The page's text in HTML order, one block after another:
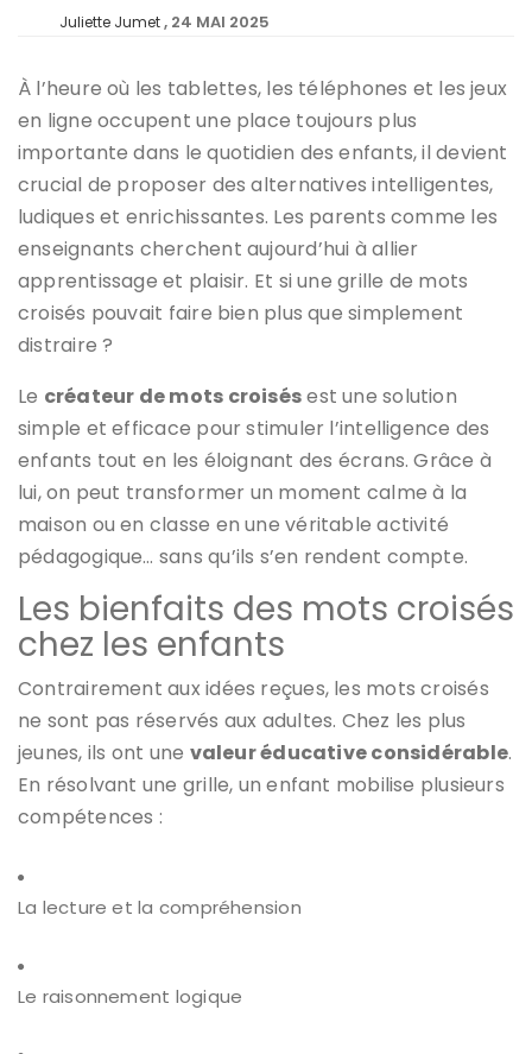
Juliette Jumet 24 MAI 2025
À l’heure où les tablettes, les téléphones et les jeux
en ligne occupent une place toujours plus
importante dans le quotidien des enfants, il devient
crucial de proposer des alternatives intelligentes,
ludiques et enrichissantes. Les parents comme les
enseignants cherchent aujourd’hui à allier
apprentissage et plaisir. Et si une grille de mots
croisés pouvait faire bien plus que simplement
distraire ?
Le créateur de mots croisésest une solution
simple et efficace pour stimuler l’intelligence des
enfants tout en les éloignant des écrans. Grâce à
lui, on peut transformer un moment calme à la
maison ou en classe en une véritable activité
pédagogique… sans qu’ils s’en rendent compte.
Les bienfaits des mots croisés
chez les enfants
Contrairement aux idées reçues, les mots croisés
ne sont pas réservés aux adultes. Chez les plus
jeunes, ils ont une valeur éducative considérable.
En résolvant une grille, un enfant mobilise plusieurs
compétences :
La lecture et la compréhension
Le raisonnement logique